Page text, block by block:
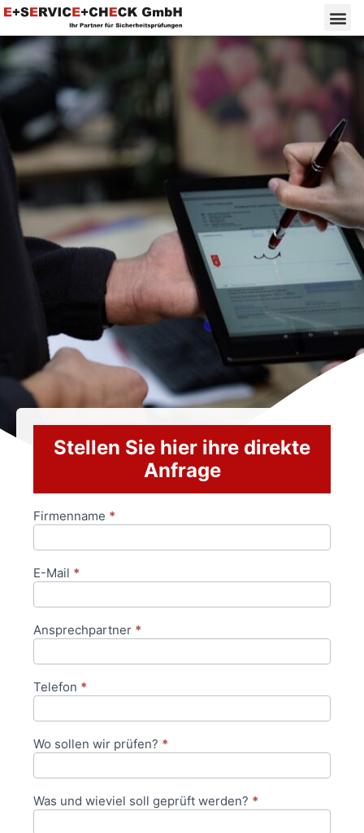
Stellen Sie hier ihre direkte
Anfrage
Anfrageformular
Firmenname *
E-Mail *
Ansprechpartner *
Telefon *
Wo sollen wir prüfen? *
Was und wieviel soll geprüft werden? *